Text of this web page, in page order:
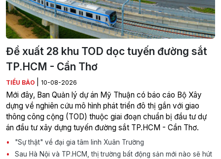
Đề xuất 28 khu TOD dọc tuyến đường sắt
TP.HCM - Cần Thơ
TIỂU BẢO 10-08-2026
Mới đây, Ban Quản lý dự án Mỹ Thuận có báo cáo Bộ Xây
dựng về nghiên cứu mô hình phát triển đô thị gắn với giao
thông công cộng (TOD) thuộc giai đoạn chuẩn bị đầu tư dự
án đầu tư xây dựng tuyến đường sắt TP.HCM - Cần Thơ.
"Sự thật" về đại gia tâm linh Xuân Trường
Sau Hà Nội và TP.HCM, thị trường bất động sản mới nào sẽ hút